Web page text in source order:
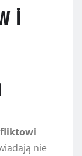
i
nie